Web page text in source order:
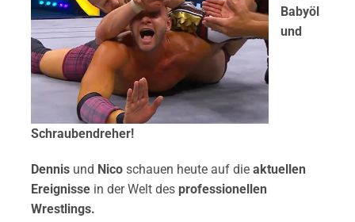
Babyöl
und
Schraubendreher!
Dennis und Nicoschauen heute auf die aktuellen
Ereignisse in der Welt desprofessionellen
Wrestlings.